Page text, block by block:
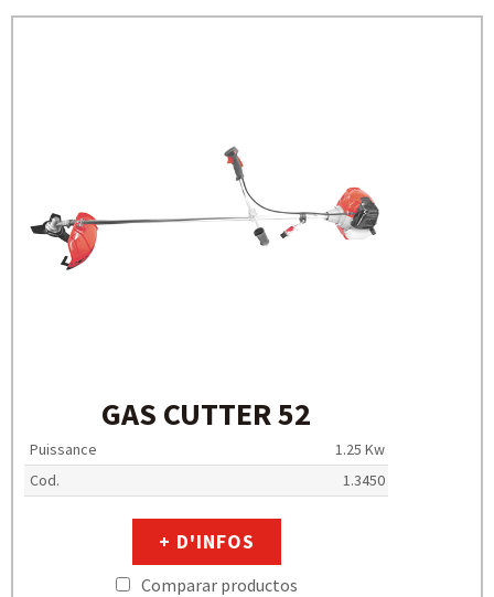
GAS CUTTER 52
Puissance
1.25 Kw
Cod.
1.3450
+ D'INFOS
Comparar productos